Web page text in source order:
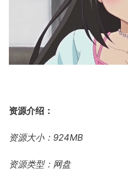
资源介绍：
资源大小：924MB
资源类型：网盘